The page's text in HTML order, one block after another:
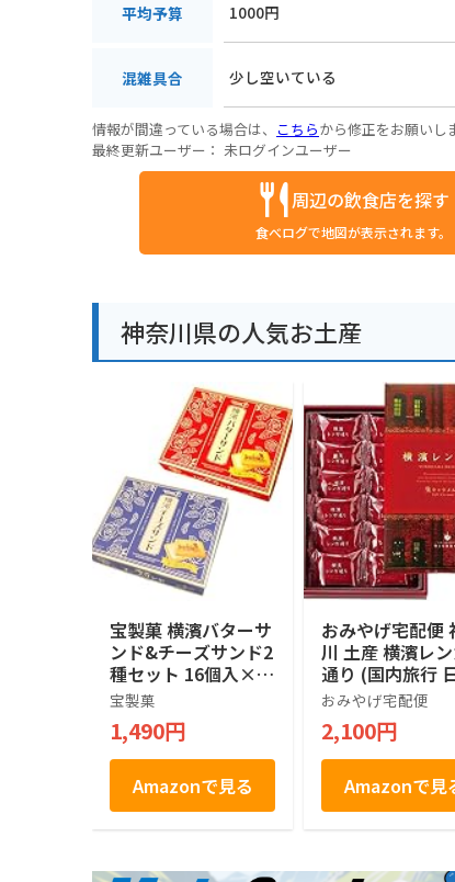
平均予算 1000円
混雑具合 少し空いている
情報が間違っている場合は、 こちらから修正をお願いし
最終更新ユーザー： 未ログインユーザー
周辺の飲食店を探す
食べログで地図が表示されます。
神奈川県の人気お土産
宝製菓 横濱バターサ
ンド&チーズサンド2
種セット 16個入×2
箱
宝製菓
1,490円
Amazonで見る
おみやげ宅配便
川 土産 横濱レ
通り (国内旅行
神奈川 お土産）
おみやげ宅配便
2,100円
Amazonで見